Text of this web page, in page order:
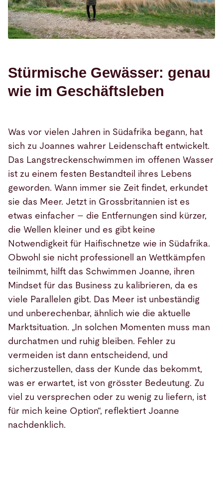
Stürmische Gewässer: genau
wie im Geschäftsleben
Was vor vielen Jahren in Südafrika begann, hat
sich zu Joannes wahrer Leidenschaft entwickelt.
Das Langstreckenschwimmen im offenen Wasser
ist zu einem festen Bestandteil ihres Lebens
geworden. Wann immer sie Zeit findet, erkundet
sie das Meer. Jetzt in Grossbritannien ist es
etwas einfacher – die Entfernungen sind kürzer,
die Wellen kleiner und es gibt keine
Notwendigkeit für Haifischnetze wie in Südafrika.
Obwohl sie nicht professionell an Wettkämpfen
teilnimmt, hilft das Schwimmen Joanne, ihren
Mindset für das Business zu kalibrieren, da es
viele Parallelen gibt. Das Meer ist unbeständig
und unberechenbar, ähnlich wie die aktuelle
Marktsituation. „In solchen Momenten muss man
durchatmen und ruhig bleiben. Fehler zu
vermeiden ist dann entscheidend, und
sicherzustellen, dass der Kunde das bekommt,
was er erwartet, ist von grösster Bedeutung. Zu
viel zu versprechen oder zu wenig zu liefern, ist
für mich keine Option“, reflektiert Joanne
nachdenklich.